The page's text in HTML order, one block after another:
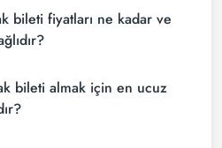
büyük rezervasyon
ve yüzlerce havayolu
Tezfly sitesinde yapacağın tek
bulup karşılaştırabilir ve
bileti fiyatları ne kadar ve
bilet sınıfınıza ve
göre değişiklik
bileti almak için en ucuz